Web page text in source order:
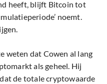
heeft, blijft Bitcoin tot
noemt.
weten dat Cowen al lang
als geheel. Hij
de totale cryptowaarde